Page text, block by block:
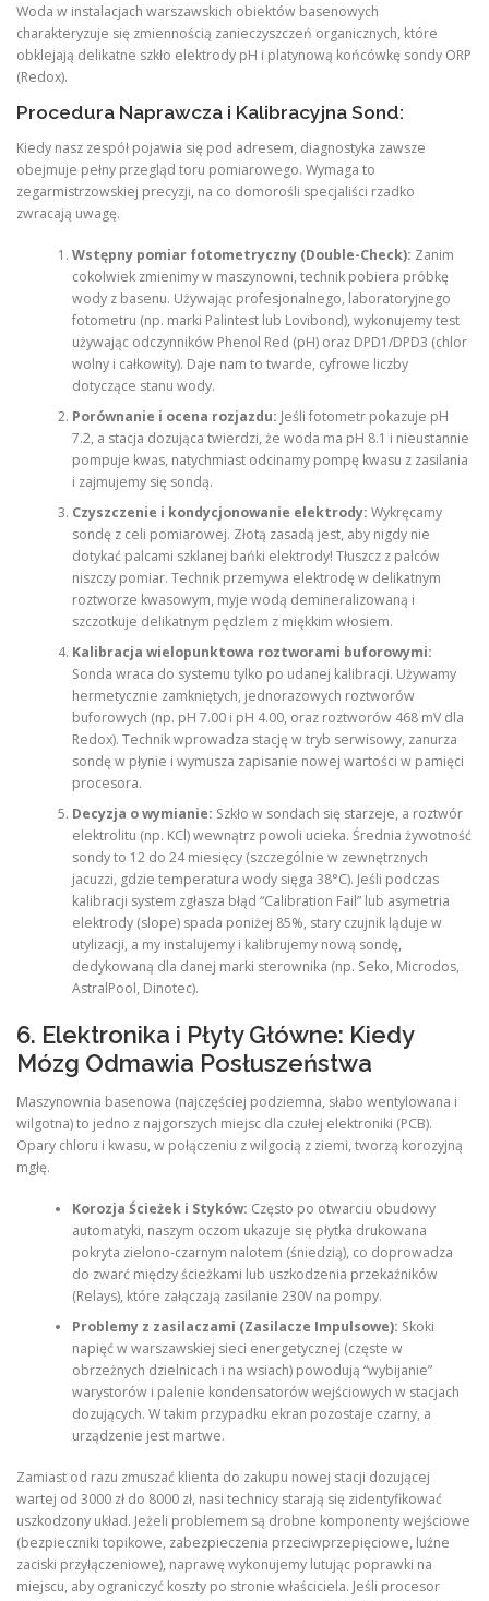
Woda w instalacjach warszawskich obiektów basenowych
charakteryzuje się zmiennością zanieczyszczeń organicznych, które
obklejają delikatne szkło elektrody pH i platynową końcówkę sondy ORP
(Redox).
Procedura Naprawcza i Kalibracyjna Sond:
Kiedy nasz zespół pojawia się pod adresem, diagnostyka zawsze
obejmuje pełny przegląd toru pomiarowego. Wymaga to
zegarmistrzowskiej precyzji, na co domorośli specjaliści rzadko
zwracają uwagę.
Wstępny pomiar fotometryczny (Double-Check): Zanim
cokolwiek zmienimy w maszynowni, technik pobiera próbkę
wody z basenu. Używając profesjonalnego, laboratoryjnego
fotometru (np. marki Palintest lub Lovibond), wykonujemy test
używając odczynników Phenol Red (pH) oraz DPD1/DPD3 (chlor
wolny i całkowity). Daje nam to twarde, cyfrowe liczby
dotyczące stanu wody.
Porównanie i ocena rozjazdu: Jeśli fotometr pokazuje pH
7.2, a stacja dozująca twierdzi, że woda ma pH 8.1 i nieustannie
pompuje kwas, natychmiast odcinamy pompę kwasu z zasilania
i zajmujemy się sondą.
Czyszczenie i kondycjonowanie elektrody: Wykręcamy
sondę z celi pomiarowej. Złotą zasadą jest, aby nigdy nie
dotykać palcami szklanej bańki elektrody! Tłuszcz z palców
niszczy pomiar. Technik przemywa elektrodę w delikatnym
roztworze kwasowym, myje wodą demineralizowaną i
szczotkuje delikatnym pędzlem z miękkim włosiem.
Kalibracja wielopunktowa roztworami buforowymi:
Sonda wraca do systemu tylko po udanej kalibracji. Używamy
hermetycznie zamkniętych, jednorazowych roztworów
buforowych (np. pH 7.00 i pH 4.00, oraz roztworów 468 mV dla
Redox). Technik wprowadza stację w tryb serwisowy, zanurza
sondę w płynie i wymusza zapisanie nowej wartości w pamięci
procesora.
Decyzja o wymianie: Szkło w sondach się starzeje, a roztwór
elektrolitu (np. KCl) wewnątrz powoli ucieka. Średnia żywotność
sondy to 12 do 24 miesięcy (szczególnie w zewnętrznych
jacuzzi, gdzie temperatura wody sięga 38°C). Jeśli podczas
kalibracji system zgłasza błąd “Calibration Fail” lub asymetria
elektrody (slope) spada poniżej 85%, stary czujnik ląduje w
utylizacji, a my instalujemy i kalibrujemy nową sondę,
dedykowaną dla danej marki sterownika (np. Seko, Microdos,
AstralPool, Dinotec).
6. Elektronika i Płyty Główne: Kiedy
Mózg Odmawia Posłuszeństwa
Maszynownia basenowa (najczęściej podziemna, słabo wentylowana i
wilgotna) to jedno z najgorszych miejsc dla czułej elektroniki (PCB).
Opary chloru i kwasu, w połączeniu z wilgocią z ziemi, tworzą korozyjną
mgłę.
Korozja Ścieżek i Styków: Często po otwarciu obudowy
automatyki, naszym oczom ukazuje się płytka drukowana
pokryta zielono-czarnym nalotem (śniedzią), co doprowadza
do zwarć między ścieżkami lub uszkodzenia przekaźników
(Relays), które załączają zasilanie 230V na pompy.
Problemy z zasilaczami (Zasilacze Impulsowe): Skoki
napięć w warszawskiej sieci energetycznej (częste w
obrzeżnych dzielnicach i na wsiach) powodują “wybijanie”
warystorów i palenie kondensatorów wejściowych w stacjach
dozujących. W takim przypadku ekran pozostaje czarny, a
urządzenie jest martwe.
Zamiast od razu zmuszać klienta do zakupu nowej stacji dozującej
wartej od 3000 zł do 8000 zł, nasi technicy starają się zidentyfikować
uszkodzony układ. Jeżeli problemem są drobne komponenty wejściowe
(bezpieczniki topikowe, zabezpieczenia przeciwprzepięciowe, luźne
zaciski przyłączeniowe), naprawę wykonujemy lutując poprawki na
miejscu, aby ograniczyć koszty po stronie właściciela. Jeśli procesor